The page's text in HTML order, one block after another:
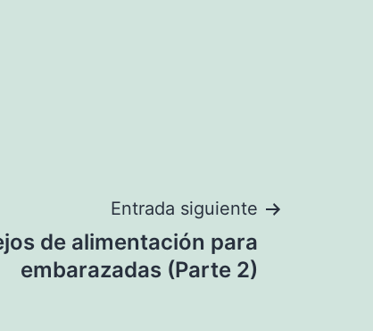
Entrada siguiente
de alimentación para
embarazadas (Parte 2)